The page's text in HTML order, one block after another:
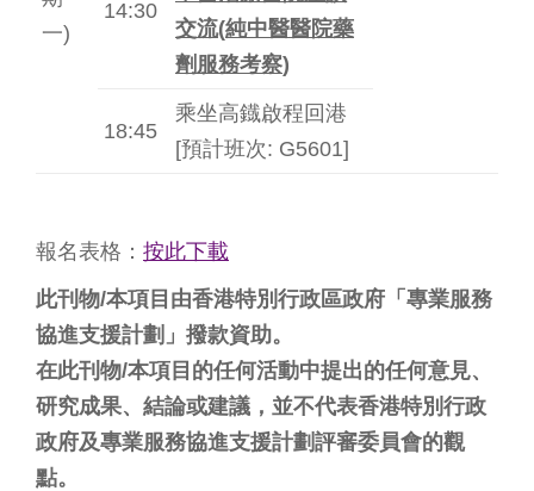
一)
14:30
交流(純中醫醫院藥
劑服務考察)
18:45
乘坐高鐡啟程回港
[預計班次: G5601]
報名表格： 按此下載
此刊物/本項目由香港特別行政區政府「專業服務
協進支援計劃」撥款資助。
在此刊物/本項目的任何活動中提出的任何意見、
研究成果、結論或建議，並不代表香港特別行政
政府及專業服務協進支援計劃評審委員會的觀
點。